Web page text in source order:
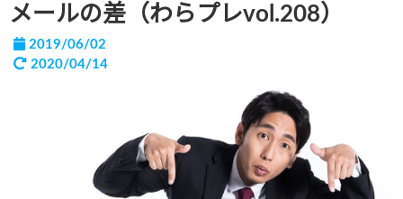
メールの差（わらプレvol.208）
2019/06/02
2020/04/14